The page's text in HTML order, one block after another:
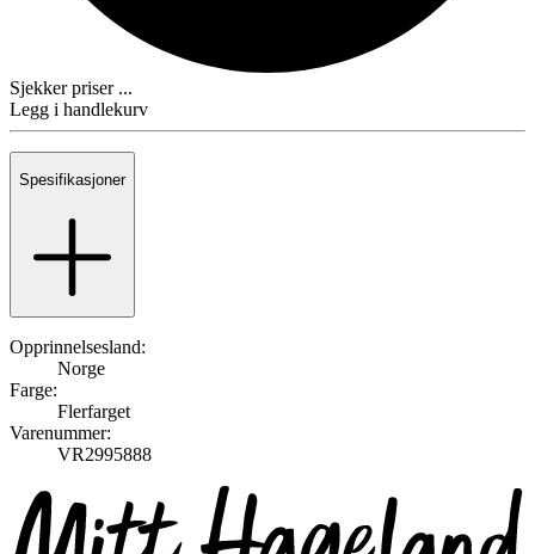
Sjekker priser ...
Legg i handlekurv
Spesifikasjoner
Opprinnelsesland:
Norge
Farge:
Flerfarget
Varenummer:
VR2995888